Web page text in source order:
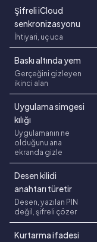
Şifreli iCloud
senkronizasyonu
İhtiyari, uç uca
Baskı altında yem
Gerçeğini gizleyen
ikinci alan
Uygulama simgesi
kılığı
Uygulamanın ne
olduğunu ana
ekranda gizle
Desen kilidi
anahtarı türetir
Desen, yazılan PIN
değil, şifreli çözer
Kurtarma ifadesi